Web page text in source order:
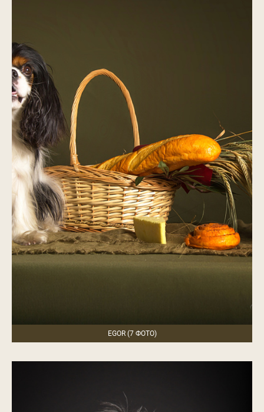
EGOR (7 ФОТО)